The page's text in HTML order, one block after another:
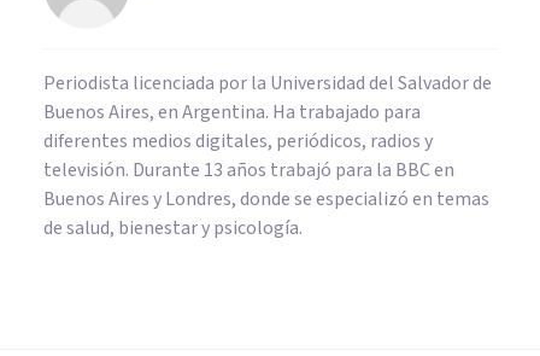
Periodista licenciada por la Universidad del Salvador de
Buenos Aires, en Argentina. Ha trabajado para
diferentes medios digitales, periódicos, radios y
televisión. Durante 13 años trabajó para la BBC en
Buenos Aires y Londres, donde se especializó en temas
de salud, bienestar y psicología.